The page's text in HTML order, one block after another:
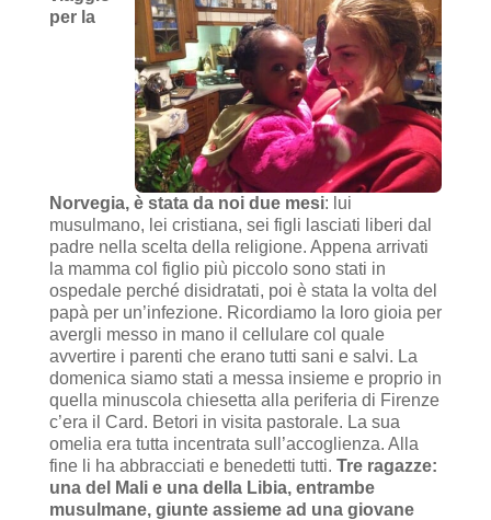
per la
Norvegia, è stata da noi due mesi: lui
musulmano, lei cristiana, sei figli lasciati liberi dal
padre nella scelta della religione. Appena arrivati
la mamma col figlio più piccolo sono stati in
ospedale perché disidratati, poi è stata la volta del
papà per un’infezione. Ricordiamo la loro gioia per
avergli messo in mano il cellulare col quale
avvertire i parenti che erano tutti sani e salvi. La
domenica siamo stati a messa insieme e proprio in
quella minuscola chiesetta alla periferia di Firenze
c’era il Card. Betori in visita pastorale. La sua
omelia era tutta incentrata sull’accoglienza. Alla
fine li ha abbracciati e benedetti tutti. Tre ragazze:
una del Mali e una della Libia, entrambe
musulmane, giunte assieme ad una giovane